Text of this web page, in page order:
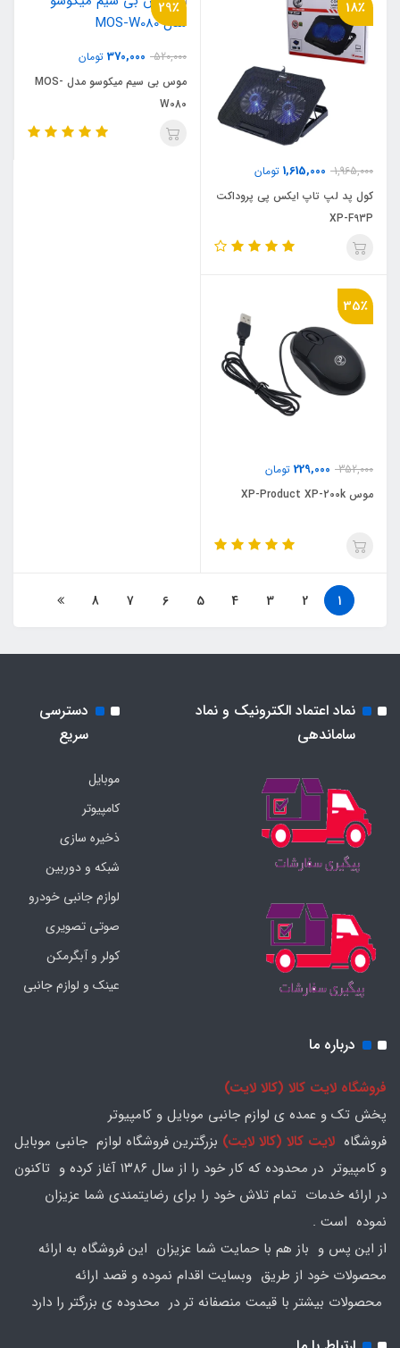
18٪
1,965,000
1,615,000 تومان
کول پد لپ تاپ ایکس پی پروداکت
XP-F93P
29٪
520,000
370,000 تومان
موس بی سیم میکوسو مدل MOS-
W080
35٪
352,000
229,000 تومان
موس XP-Product XP-200k
1
2
3
4
5
6
7
8
نماد اعتماد الکترونیک و نماد
ساماندهی
دسترسی
سریع
موبایل
کامپیوتر
ذخیره سازی
شبکه و دوربین
لوازم جانبی خودرو
صوتی تصویری
کولر و آبگرمکن
عینک و لوازم جانبی
درباره ما
فروشگاه لایت کالا (کالا لایت)
پخش تک و عمده ی لوازم جانبی موبایل و کامپیوتر
فروشگاه لایت کالا (کالا لایت) بزرگترین فروشگاه لوازم جانبی موبایل
و کامپیوتر در محدوده که کار خود را از سال ۱۳۸۶ آغاز کرده و تاکنون
در ارائه خدمات تمام تلاش خود را برای رضایتمندی شما عزیزان
نموده است .
از این پس و باز هم با حمایت شما عزیزان این فروشگاه به ارائه
محصولات خود از طریق وبسایت اقدام نموده و قصد ارائه
محصولات بیشتر با قیمت منصفانه تر در محدوده ی بزرگتر را دارد